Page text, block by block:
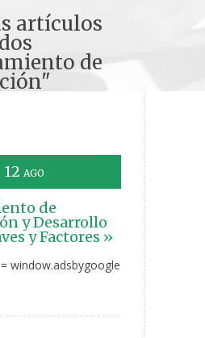
artículos
de
12 AGO
de
y Desarrollo
y Factores »
window.adsbygoogle